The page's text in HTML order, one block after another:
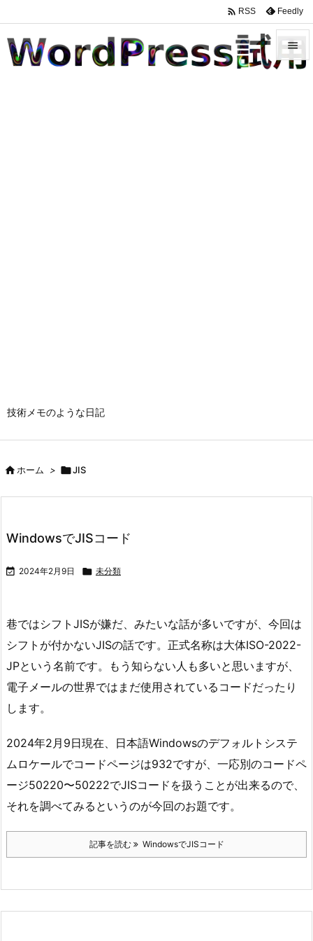
技術メモのような日記


 RSS Feedly
ホーム > JIS
WindowsでJISコード
 2024年2月9日  未分類
巷ではシフトJISが嫌だ、みたいな話が多いですが、今回は
シフトが付かないJISの話です。正式名称は大体ISO-2022-
JPという名前です。もう知らない人も多いと思いますが、
電子メールの世界ではまだ使用されているコードだったり
します。
2024年2月9日現在、日本語Windowsのデフォルトシステ
ムロケールでコードページは932ですが、一応別のコードペ
ージ50220〜50222でJISコードを扱うことが出来るので、
それを調べてみるというのが今回のお題です。
記事を読む WindowsでJISコード